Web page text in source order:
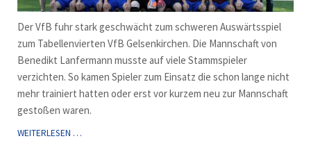
Der VfB fuhr stark geschwächt zum schweren Auswärtsspiel
zum Tabellenvierten VfB Gelsenkirchen. Die Mannschaft von
Benedikt Lanfermann musste auf viele Stammspieler
verzichten. So kamen Spieler zum Einsatz die schon lange nicht
mehr trainiert hatten oder erst vor kurzem neu zur Mannschaft
gestoßen waren.
WEITERLESEN …VFB